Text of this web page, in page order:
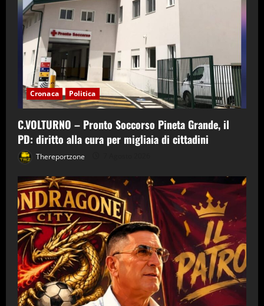
Cronaca Politica
C.VOLTURNO – Pronto Soccorso Pineta Grande, il
PD: diritto alla cura per migliaia di cittadini
Thereportzone